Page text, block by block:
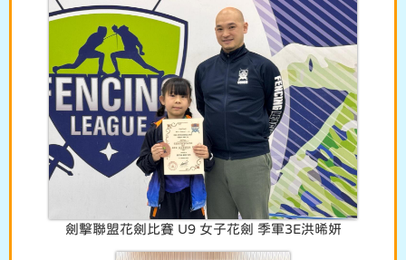
劍擊聯盟花劍比賽 U9 女子花劍 季軍3E洪晞妍